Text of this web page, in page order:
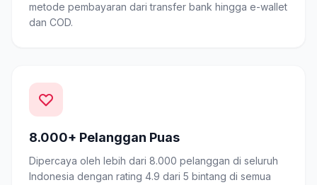
metode pembayaran dari transfer bank hingga e-wallet
dan COD.
8.000+ Pelanggan Puas
Dipercaya oleh lebih dari 8.000 pelanggan di seluruh
Indonesia dengan rating 4.9 dari 5 bintang di semua